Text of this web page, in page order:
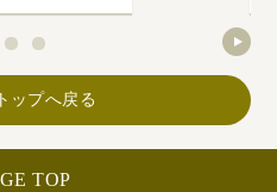
ップへ戻る
TOP